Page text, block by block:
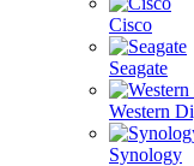
Cisco
Seagate
Western
Synology